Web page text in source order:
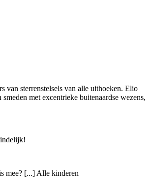
van sterrenstelsels van alle uithoeken. Elio
met excentrieke buitenaardse wezens,
mee? [...] Alle kinderen